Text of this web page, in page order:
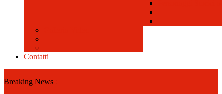
Contatti
Breaking News :